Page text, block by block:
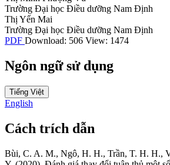
Trường Đại học Điều dưỡng Nam Định
Thị Yến Mai
Trường Đại học Điều dưỡng Nam Định
PDF Download: 506 View: 1474
Ngôn ngữ sử dụng
Tiếng Việt
English
Cách trích dẫn
Bùi, C. A. M., Ngô, H. H., Trần, T. H. H.,